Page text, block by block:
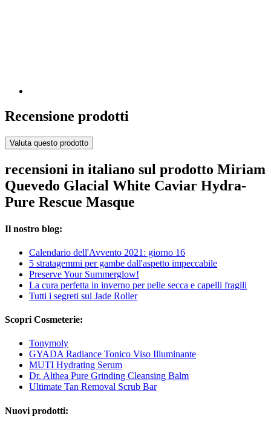
Recensione prodotti
Valuta questo prodotto
recensioni in italiano sul prodotto Miriam
Quevedo Glacial White Caviar Hydra-
Pure Rescue Masque
Il nostro blog:
Calendario dell'Avvento 2021: giorno 16
5 stratagemmi per gambe dall'aspetto impeccabile
Preserve Your Summerglow!
La cura perfetta in inverno per pelle secca e capelli fragili
Tutti i segreti sul Jade Roller
Scopri Cosmeterie:
Tonymoly
GYADA Radiance Tonico Viso Illuminante
MUTI Hydrating Serum
Dr. Althea Pure Grinding Cleansing Balm
Ultimate Tan Removal Scrub Bar
Nuovi prodotti: